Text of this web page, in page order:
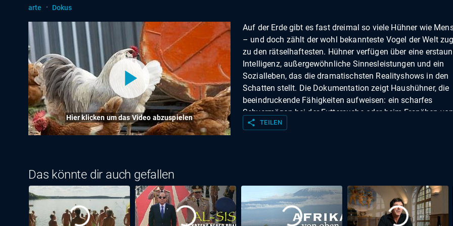
arte · Dokus
Hier klicken um das Video abzuspielen
Auf der Erde gibt es fast dreimal so viele Hühner wie
– und doch zählt der wohl bekannteste Vogel der Welt
zu den rätselhaftesten. Hühner verfügen über eine
Intelligenz, außergewöhnliche Sinnesleistungen und ein
Sozialleben, das die dramatischsten Realityshows in den
Schatten stellt. Die Dokumentation zeigt Haushühner, die
beeindruckende Fähigkeiten aufweisen: ein scharfes
Sehvermögen bei der Futtersuche oder beim Erspähen von
Fressfeinden ebenso wie einen ausgeprägten Kampfgeist,
Marroquin, seine Hühner trotz aller Bedrohungen unter
natürlichen Bedingungen zu halten. Auf seiner Farm ahmt
ursprünglichen Lebensräume der Tiere im Dschungel
Key West, Florida, zeigen verwilderte Hühner, dass sie
share TEILEN
Das könnte dir auch gefallen